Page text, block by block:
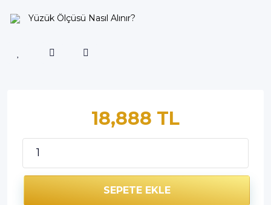
Yüzük Ölçüsü Nasıl Alınır?
18,888 TL
SEPETE EKLE